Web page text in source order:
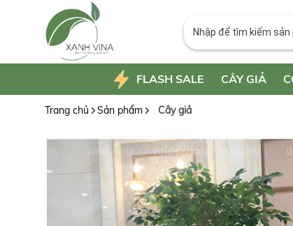
FLASH SALE CÂY GIẢ
Trang chủ Sản phẩm Cây giả